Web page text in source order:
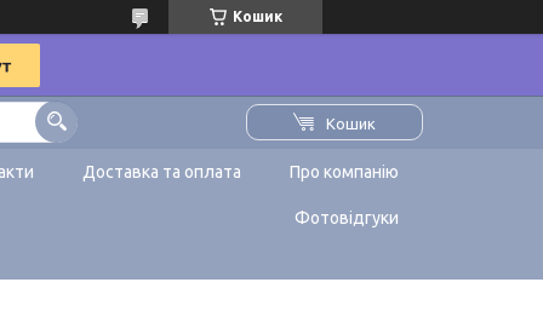
Кошик
Кошик
Доставка та оплата Про компанію
Фотовідгуки